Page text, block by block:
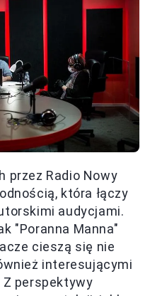
przez Radio Nowy
która łączy
audycjami.
"Poranna Manna"
cieszą się nie
interesującymi
perspektywy